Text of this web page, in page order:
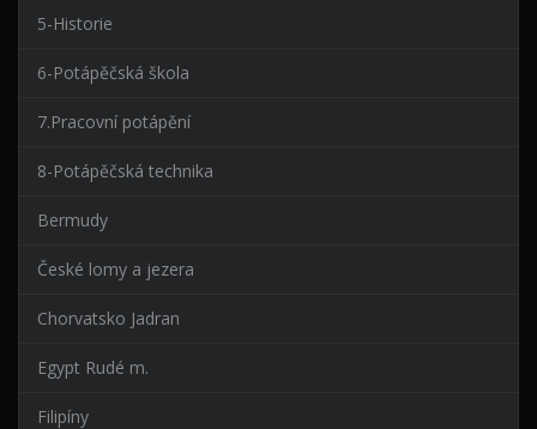
5-Historie
6-Potápěčská škola
7.Pracovní potápění
8-Potápěčská technika
Bermudy
České lomy a jezera
Chorvatsko Jadran
Egypt Rudé m.
Filipíny